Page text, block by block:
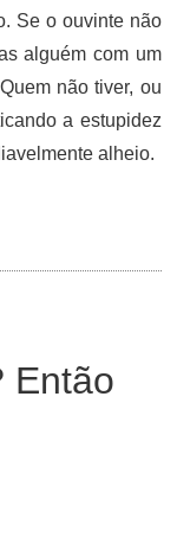
Se o ouvinte não
alguém com um
não tiver, ou
a estupidez
alheio.
Então